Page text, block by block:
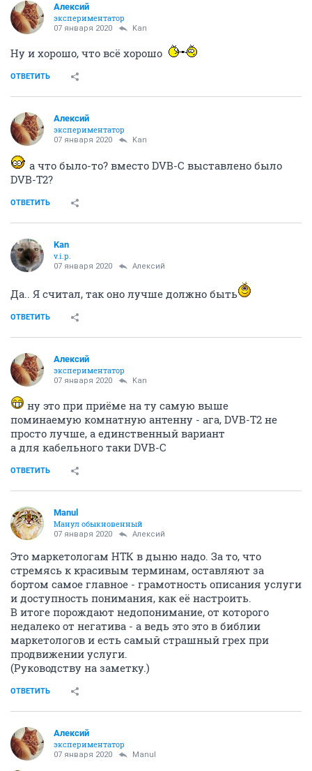
Алексий
экспериментатор
07 января 2020 Kan
Ну и хорошо, что всё хорошо
ОТВЕТИТЬ
Алексий
экспериментатор
07 января 2020 Kan
а что было-то? вместо DVB-C выставлено было
DVB-T2?
ОТВЕТИТЬ
Kan
v.i.p.
07 января 2020 Алексий
Да.. Я считал, так оно лучше должно быть
ОТВЕТИТЬ
Алексий
экспериментатор
07 января 2020 Kan
ну это при приёме на ту самую выше
поминаемую комнатную антенну - ага, DVB-T2 не
просто лучше, а единственный вариант
а для кабельного таки DVB-C
ОТВЕТИТЬ
Manul
Манул обыкновенный
07 января 2020 Алексий
Это маркетологам НТК в дыню надо. За то, что
стремясь к красивым терминам, оставляют за
бортом самое главное - грамотность описания услуги
и доступность понимания, как её настроить.
В итоге порождают недопонимание, от которого
недалеко от негатива - а ведь это это в библии
маркетологов и есть самый страшный грех при
продвижении услуги.
(Руководству на заметку.)
ОТВЕТИТЬ
Алексий
экспериментатор
07 января 2020 Manul